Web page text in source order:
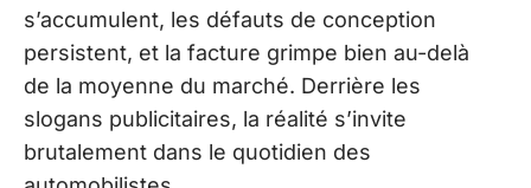
s’accumulent, les défauts de conception
persistent, et la facture grimpe bien au-delà
de la moyenne du marché. Derrière les
slogans publicitaires, la réalité s’invite
brutalement dans le quotidien des